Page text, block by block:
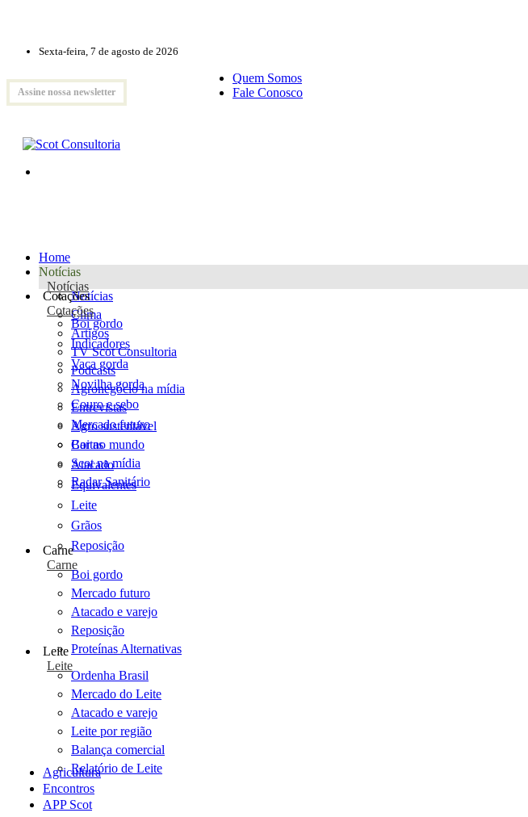
Sexta-feira, 7 de agosto de 2026
Assine nossa newsletter
Quem Somos
Fale Conosco
Home
Notícias
Notícias
Notícias
Clima
Artigos
TV Scot Consultoria
Podcasts
Agronegócio na mídia
Entrevistas
Agro sustentável
Cartas
Scot na mídia
Radar Sanitário
Cotações
Cotações
Boi gordo
Indicadores
Vaca gorda
Novilha gorda
Couro e sebo
Mercado futuro
Boi no mundo
Atacado
Equivalentes
Leite
Grãos
Reposição
Carne
Carne
Boi gordo
Mercado futuro
Atacado e varejo
Reposição
Proteínas Alternativas
Leite
Leite
Ordenha Brasil
Mercado do Leite
Atacado e varejo
Leite por região
Balança comercial
Relatório de Leite
Agricultura
Encontros
APP Scot